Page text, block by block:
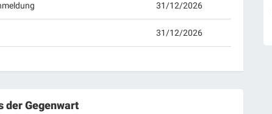
31/12/2026
31/12/2026
der Gegenwart